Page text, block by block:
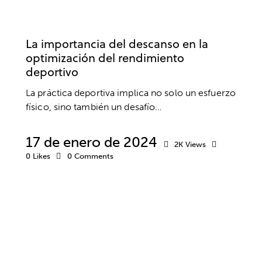
La importancia del descanso en la
optimización del rendimiento
deportivo
La práctica deportiva implica no solo un esfuerzo
físico, sino también un desafío…
17 de enero de 2024 2K Views
0 Likes 0 Comments